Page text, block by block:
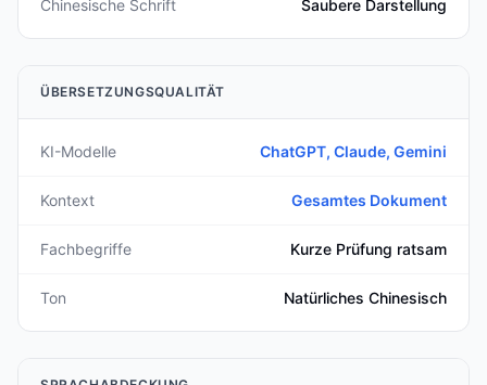
Chinesische Schrift Saubere Darstellung
ÜBERSETZUNGSQUALITÄT
KI-Modelle ChatGPT, Claude, Gemini
Kontext Gesamtes Dokument
Fachbegriffe Kurze Prüfung ratsam
Ton Natürliches Chinesisch